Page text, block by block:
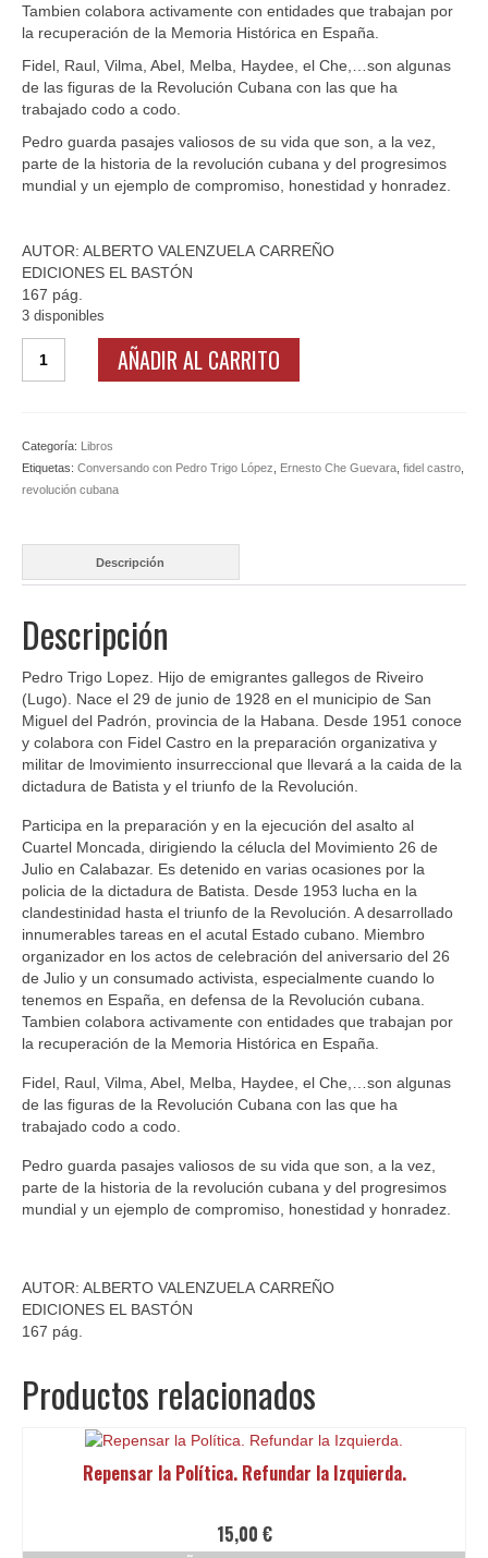
Tambien colabora activamente con entidades que trabajan por
la recuperación de la Memoria Histórica en España.
Fidel, Raul, Vilma, Abel, Melba, Haydee, el Che,…son algunas
de las figuras de la Revolución Cubana con las que ha
trabajado codo a codo.
Pedro guarda pasajes valiosos de su vida que son, a la vez,
parte de la historia de la revolución cubana y del progresimos
mundial y un ejemplo de compromiso, honestidad y honradez.
AUTOR: ALBERTO VALENZUELACARREÑO
EDICIONES EL BASTÓN
167 pág.
3 disponibles
con
Semilla
AÑADIR AL CARRITO
Categoría: Libros
Etiquetas: Conversando con Pedro Trigo López, Ernesto Che Guevara, fidel castro,
revolución cubana
Descripción
Descripción
Pedro Trigo Lopez. Hijo de emigrantes gallegos de Riveiro
(Lugo). Nace el 29 de junio de 1928 en el municipio de San
Miguel del Padrón, provincia de la Habana. Desde 1951 conoce
y colabora con Fidel Castro en la preparación organizativa y
militar de lmovimiento insurreccional que llevará a la caida de la
dictadura de Batista y el triunfo de la Revolución.
Participa en la preparación y en la ejecución del asalto al
Cuartel Moncada, dirigiendo la célucla del Movimiento 26 de
Julio en Calabazar. Es detenido en varias ocasiones por la
policia de la dictadura de Batista. Desde 1953 lucha en la
clandestinidad hasta el triunfo de la Revolución. A desarrollado
innumerables tareas en el acutal Estado cubano. Miembro
organizador en los actos de celebración del aniversario del 26
de Julio y un consumado activista, especialmente cuando lo
tenemos en España, en defensa de la Revolución cubana.
Tambien colabora activamente con entidades que trabajan por
la recuperación de la Memoria Histórica en España.
Fidel, Raul, Vilma, Abel, Melba, Haydee, el Che,…son algunas
de las figuras de la Revolución Cubana con las que ha
trabajado codo a codo.
Pedro guarda pasajes valiosos de su vida que son, a la vez,
parte de la historia de la revolución cubana y del progresimos
mundial y un ejemplo de compromiso, honestidad y honradez.
AUTOR: ALBERTO VALENZUELA CARREÑO
EDICIONES EL BASTÓN
167 pág.
Productos relacionados
Repensar la Política. Refundar la Izquierda.
15,00 €